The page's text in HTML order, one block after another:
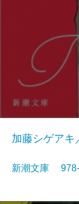
加藤シゲアキ
新潮文庫